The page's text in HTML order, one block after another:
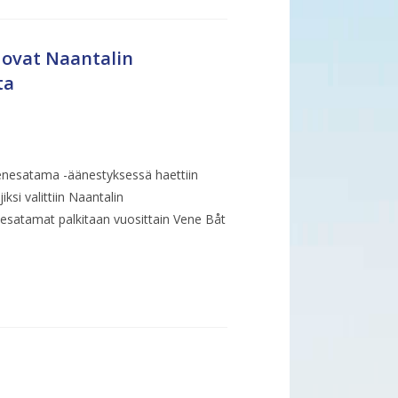
Naantalin
-äänestyksessä haettiin
valittiin Naantalin
palkitaan vuosittain Vene Båt